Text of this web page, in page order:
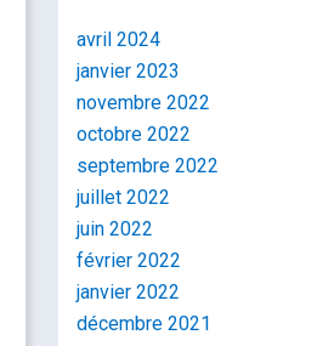
avril 2024
janvier 2023
novembre 2022
octobre 2022
septembre 2022
juillet 2022
juin 2022
février 2022
janvier 2022
décembre 2021